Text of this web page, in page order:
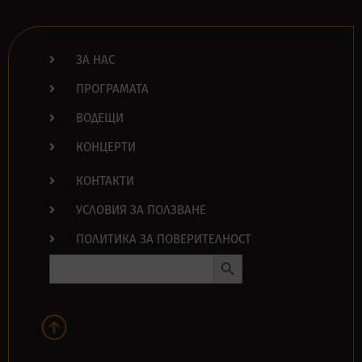
ЗА НАС
ПРОГРАМАТА
ВОДЕЩИ
КОНЦЕРТИ
КОНТАКТИ
УСЛОВИЯ ЗА ПОЛЗВАНЕ
ПОЛИТИКА ЗА ПОВЕРИТЕЛНОСТ
Search Button